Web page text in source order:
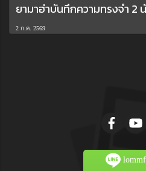
ยามาฮ่าบันทึกความทรงจำ 2
2 ก.ค. 2569